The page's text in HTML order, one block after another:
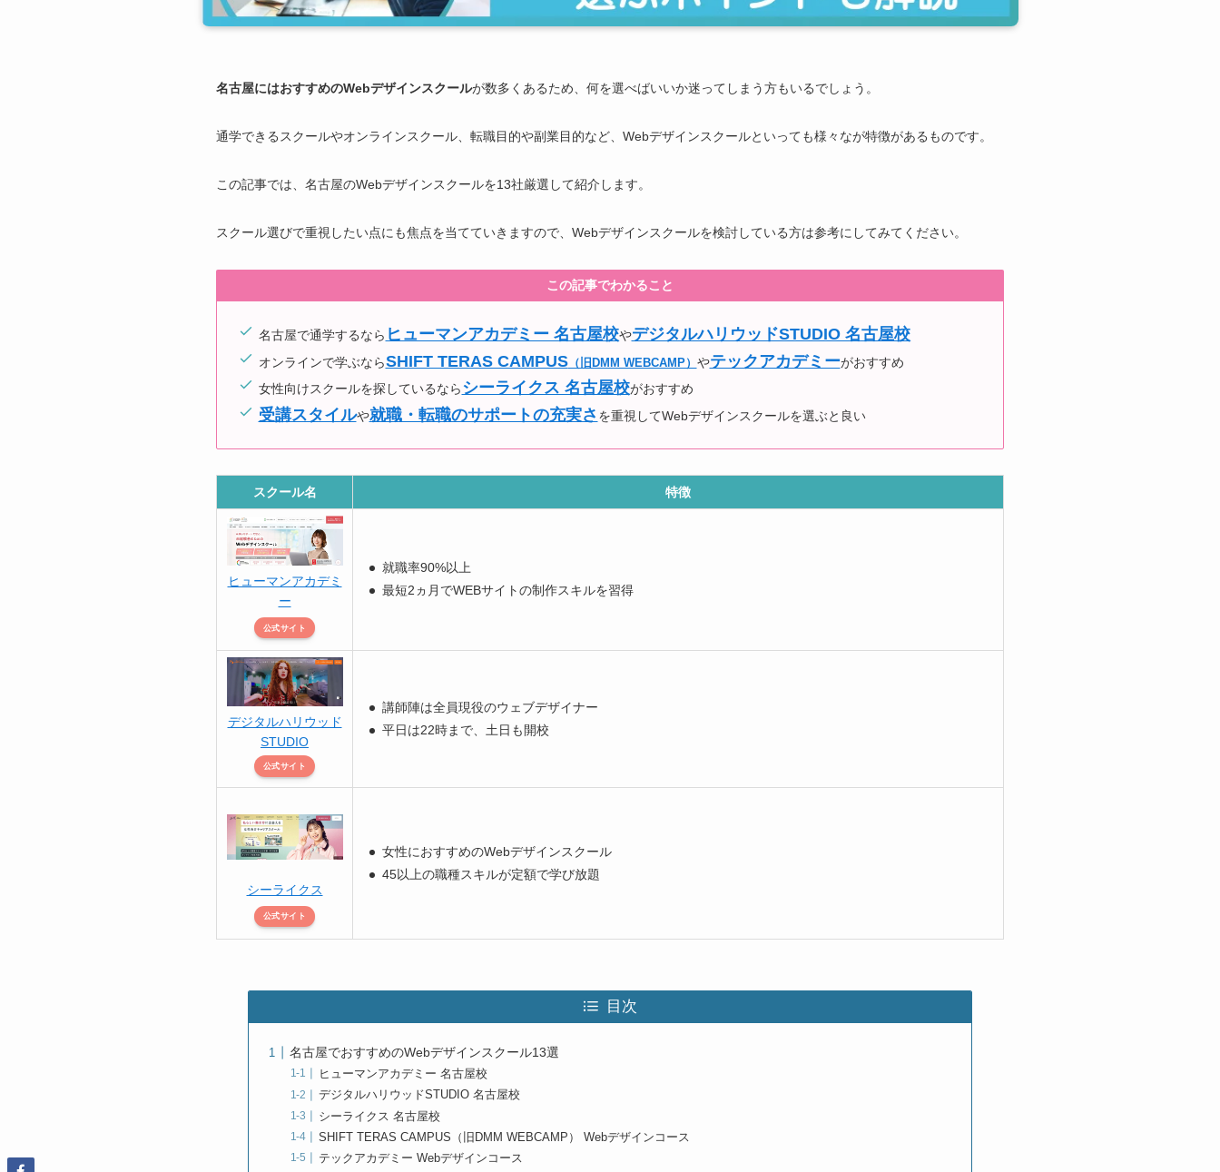
名古屋にはおすすめのWebデザインスクールが数多くあるため、何を選べばいいか迷ってしまう方もいるでしょう。
通学できるスクールやオンラインスクール、転職目的や副業目的など、Webデザインスクールといっても様々なが特徴があるものです。
この記事では、名古屋のWebデザインスクールを13社厳選して紹介します。
スクール選びで重視したい点にも焦点を当てていきますので、Webデザインスクールを検討している方は参考にしてみてください。
この記事でわかること
名古屋で通学するなら ヒューマンアカデミー 名古屋校やデジタルハリウッドSTUDIO 名古屋校
オンラインで学ぶならSHIFT TERAS CAMPUS（旧DMM WEBCAMP） やテックアカデミーがおすすめ
女性向けスクールを探しているなら シーライクス 名古屋校がおすすめ
受講スタイルや就職・転職のサポートの充実さ を重視してWebデザインスクールを選ぶと良い
スクール名 特徴
ヒューマンアカデミ
ー
公式サイト
就職率90%以上
最短2ヵ月でWEBサイトの制作スキルを習得
デジタルハリウッド
STUDIO
公式サイト
講師陣は全員現役のウェブデザイナー
平日は22時まで、土日も開校
シーライクス
公式サイト
女性におすすめのWebデザインスクール
45以上の職種スキルが定額で学び放題
目次
名古屋でおすすめのWebデザインスクール13選
ヒューマンアカデミー 名古屋校
デジタルハリウッドSTUDIO 名古屋校
シーライクス 名古屋校
SHIFT TERAS CAMPUS（旧DMM WEBCAMP） Webデザインコース
テックアカデミー Webデザインコース